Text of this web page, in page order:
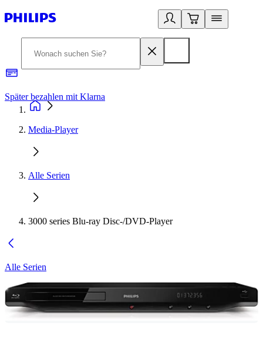
Später bezahlen mit Klarna
Media-Player
Alle Serien
3000 series Blu-ray Disc-/DVD-Player
Alle Serien